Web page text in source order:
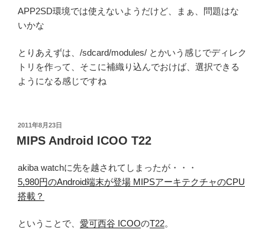
APP2SD環境では使えないようだけど、まぁ、問題はな
いかな
とりあえずは、/sdcard/modules/ とかいう感じでディレク
トリを作って、そこに補織り込んでおけば、選択できる
ようになる感じですね
投
稿
日:
2011年8月23日
MIPS Android ICOO T22
akiba watchに先を越されてしまったが・・・
5,980円のAndroid端末が登場 MIPSアーキテクチャのCPU
搭載？
ということで、 愛可西谷 ICOOのT22。